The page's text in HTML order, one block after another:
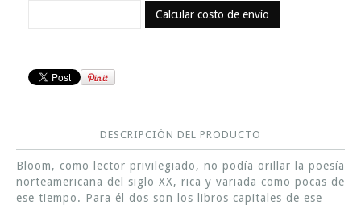
Calcular costo de envío
DESCRIPCIÓN DEL PRODUCTO
Bloom, como lector privilegiado, no podía orillar la poesía
norteamericana del siglo XX, rica y variada como pocas de
ese tiempo. Para él dos son los libros capitales de ese